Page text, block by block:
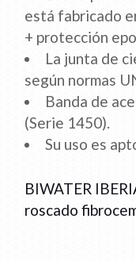
está fabricado
+ protección
La junta de
según normas
Banda de
(Serie 1450).
Su uso es
BIWATER
roscado